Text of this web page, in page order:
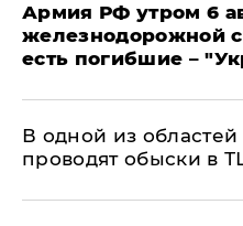
Армия РФ утром 6
железнодорожной
есть погибшие –
В одной из
проводят обыски в